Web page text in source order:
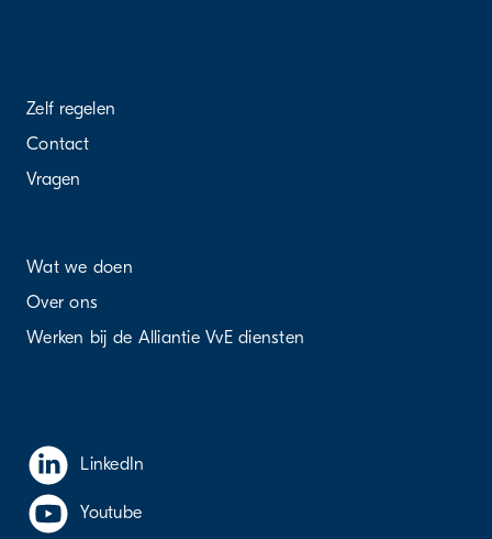
Zelf regelen
Contact
Vragen
Wat we doen
Over ons
Werken bij de Alliantie VvE diensten
LinkedIn
Youtube